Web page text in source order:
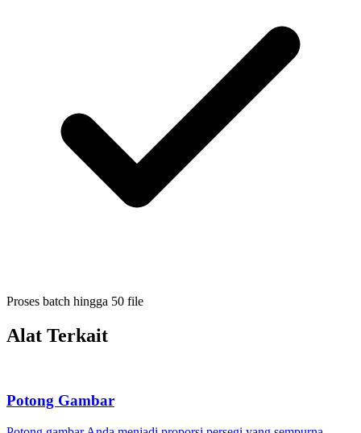
Proses batch hingga 50 file
Alat Terkait
Potong Gambar